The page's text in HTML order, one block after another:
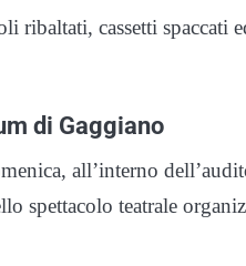
cassetti spaccati
di Gaggiano
all’interno
spettacolo teatrale